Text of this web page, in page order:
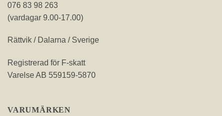
076 83 98 263
(vardagar 9.00-17.00)
Rättvik / Dalarna / Sverige
Registrerad för F-skatt
Varelse AB 559159-5870
VARUMÄRKEN